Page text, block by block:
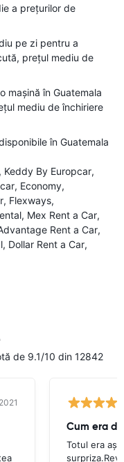
a prețurilor de
pe zi pentru a
prețul mediu de
mașină în Guatemala
mediu de închiriere
în Guatemala
Keddy By Europcar
Economy
Flexways
Mex Rent a Car
Rent a Car
Dollar Rent a Car
de 9.1/10 din 12842
Cum era
Totul era